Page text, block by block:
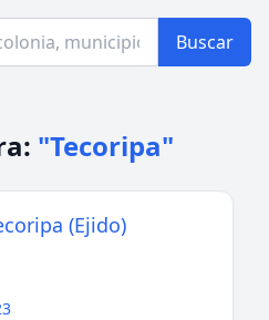
Buscar
"Tecoripa"
(Ejido)